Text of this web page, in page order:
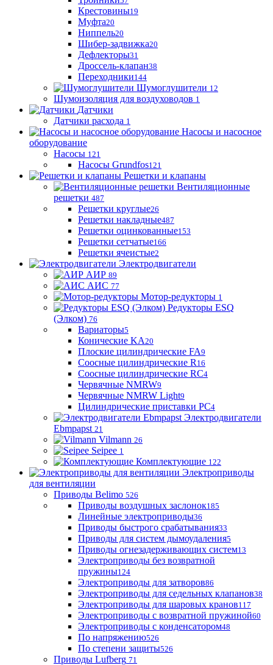
Крестовины19
Муфта20
Ниппель20
Шибер-задвижка20
Дефлекторы31
Дроссель-клапан38
Переходники144
Шумоглушители 12
Шумоизоляция для воздуховодов 1
Датчики
Датчики расхода 1
Насосы и насосное
оборудование
Насосы 121
Насосы Grundfos121
Решетки и клапаны
Вентиляционные
решетки 487
Решетки круглые26
Решетки накладные487
Решетки оцинкованные153
Решетки сетчатые166
Решетки ячеистые2
Электродвигатели
АИР 89
АИС 77
Мотор-редукторы 1
Редукторы ESQ
(Элком) 76
Вариаторы5
Конические KA20
Плоские цилиндрические FA9
Соосные цилиндрические R 16
Соосные цилиндрические RC4
Червячные NMRW9
Червячные NMRW Light9
Цилиндрические приставки PC4
Электродвигатели
Ebmpapst 21
Vilmann 26
Seipee 1
Комплектующие 122
Электроприводы
для вентиляции
Приводы Belimo 526
Приводы воздушных заслонок185
Линейные электроприводы36
Приводы быстрого срабатывания33
Приводы для систем дымоудаления5
Приводы огнезадерживающих систем13
Электроприводы без возвратной
пружины124
Электроприводы для затворов86
Электроприводы для седельных клапанов38
Электроприводы для шаровых кранов117
Электроприводы с возвратной пружиной60
Электроприводы с конденсатором48
По напряжению526
По степени защиты526
Приводы Lufberg 71